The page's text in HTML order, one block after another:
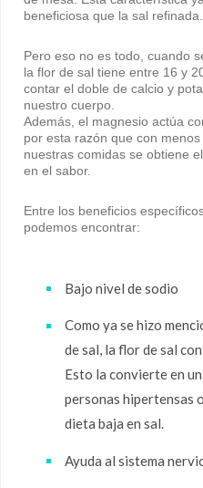
beneficiosa que la sal refinada.
Pero eso no es todo, cuando
la flor de sal tiene entre 16 y
contar el doble de calcio y
nuestro cuerpo.
Además, el magnesio actúa
por esta razón que con
nuestras comidas se obtiene
en el sabor.
Entre los beneficios
podemos encontrar:
Bajo nivel de sodio
Como ya se hizo
de sal, la flor de sal
Esto la convierte en
personas hipertensas
dieta baja en sal.
Ayuda al sistema